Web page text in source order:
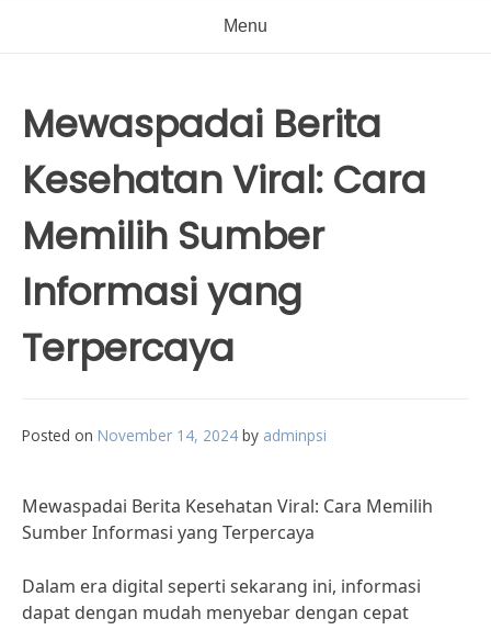
Menu
Mewaspadai Berita
Kesehatan Viral: Cara
Memilih Sumber
Informasi yang
Terpercaya
Posted on November 14, 2024 by adminpsi
Mewaspadai Berita Kesehatan Viral: Cara Memilih
Sumber Informasi yang Terpercaya
Dalam era digital seperti sekarang ini, informasi
dapat dengan mudah menyebar dengan cepat